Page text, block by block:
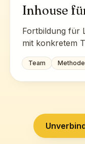
Inhouse
Fortbildung für
mit konkretem
Team